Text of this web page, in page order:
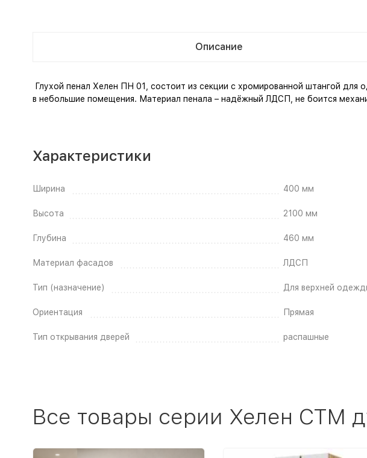
Описание
Глухой пенал Хелен ПН 01, состоит из секции с хромированной штангой
в небольшие помещения. Материал пенала – надёжный ЛДСП, не боится
Характеристики
Ширина 400 мм
Высота 2100 мм
Глубина 460 мм
Материал фасадов ЛДСП
Тип (назначение) Для верхней
Ориентация Прямая
Тип открывания дверей распашные
Все товары серии Хелен СТМ